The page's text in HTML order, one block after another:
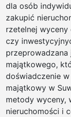
dla osób
zakupić
rzetelnej
czy
majątkowego,
doświadczenie
majątkowy w
metody wyceny,
nieruchomości i